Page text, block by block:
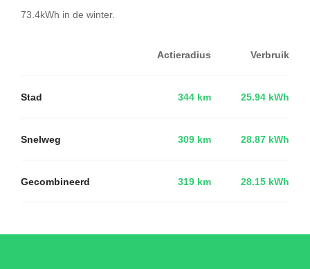
73.4kWh in de winter.
Actieradius Verbruik
Stad 344 km 25.94 kWh
Snelweg 309 km 28.87 kWh
Gecombineerd 319 km 28.15 kWh